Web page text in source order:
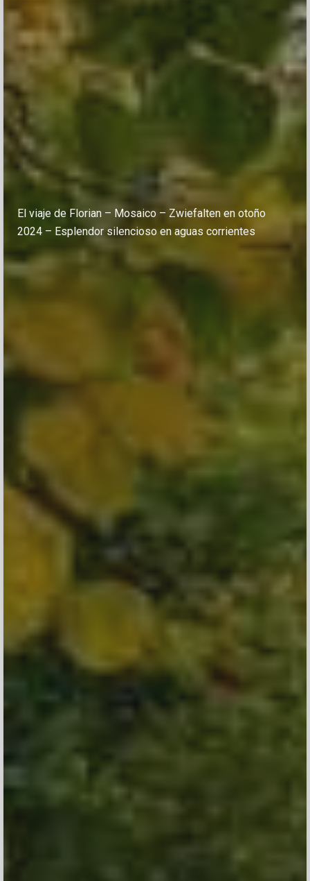
El viaje de Florian – Mosaico – Zwiefalten en otoño
2024 – Esplendor silencioso en aguas corrientes